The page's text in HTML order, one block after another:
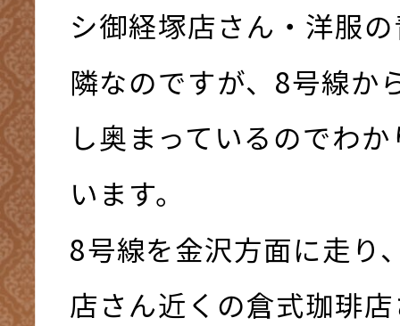
シ御経塚店さん・洋服
隣なのですが、8号線か
し奥まっているのでわ
います。
8号線を金沢方面に走り
店さん近くの倉式珈琲